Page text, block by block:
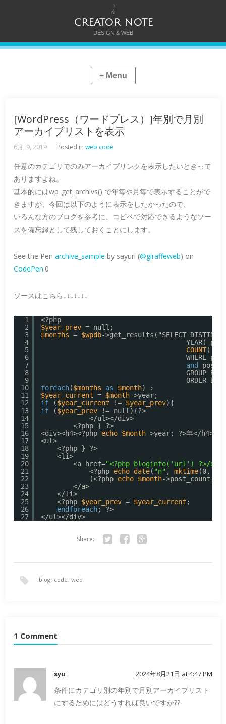
CREATOR NOTE
DESIGN & WEB
[WordPress（ワードプレス）]年別で月別
アーカイブリストを表示
6月, 9, 2019 Posted inweb code
任意のカテゴリでのみアーカイブリンクを表示したいときって
ありますよね。
基本的にはwp_get_archivs() で年毎や月毎で表示することがで
きますが、今回は以下のように表示をしたかったので、
いろんな方のブログを参考に、コピペで対応できるようなソー
スを備忘録として残しておくことにします。
See the Penarchive_sample by sayuri (@giraffeweb) on
CodePen.0
ソースはこちら↓↓↓↓↓↓↓
1
2
3
4
5
6
7
8
9
10
11
12
13
14
15
16
17
18
19
20
21
22
23
24
25
26
27
<?php
$year_prev = null;
$months = $wpdb->get_results("SELECT
YEAR(
COUNT(
WHERE
and
GROUP
ORDER
foreach($months as $month) :
$year_current = $month->year;
if
($year_current != $year_prev){
if
($year_prev
!= null){?>
</ul></div>
<?php } ?>
<div><h4><?php echo $month->year; ?>年</h4>
<ul>
<?php } ?>
<li>
<a href="<?php bloginfo('url') ?>/date/
<?php echo date( "n" , mktime(0,
(<?php echo $month->post_count;
</a>
</li>
<?php $year_prev = $year_current ;
endforeach; ?>
</ul></div>
Share:
blog, code, web
1 Comment
syu 2024年8月21日 at 4:47 PM
条件にカテゴリ別の年別で月別アーカイブリスト
にするためにはどうすれば良いですか??